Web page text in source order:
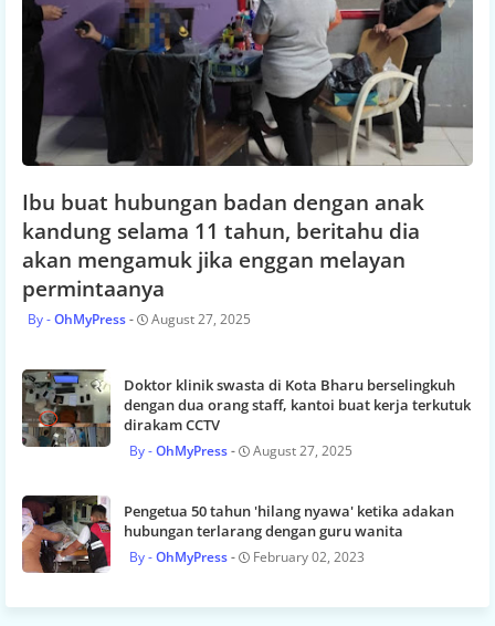
Ibu buat hubungan badan dengan anak
kandung selama 11 tahun, beritahu dia
akan mengamuk jika enggan melayan
permintaanya
OhMyPress August 27, 2025
Doktor klinik swasta di Kota Bharu berselingkuh
dengan dua orang staff, kantoi buat kerja terkutuk
dirakam CCTV
OhMyPress August 27, 2025
Pengetua 50 tahun 'hilang nyawa' ketika adakan
hubungan terlarang dengan guru wanita
OhMyPress February 02, 2023